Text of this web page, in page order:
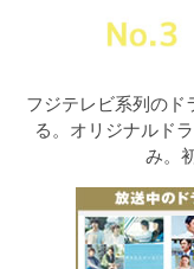
フジテレビ系列のド
る。オリジナルド
み。